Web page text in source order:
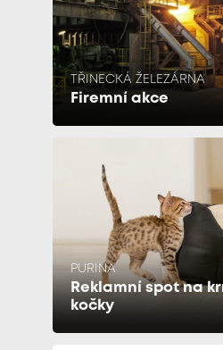
TŘINECKÁ ŽELEZÁRNA
Firemní akce
PURINA
Reklamní spot na
kočky